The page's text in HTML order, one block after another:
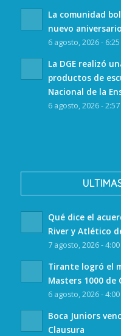
La comunidad
nuevo
6 agosto, 2026 -
La DGE realizó
productos de
Nacional de la
6 agosto, 2026 -
Qué dice el
River y Atlético
7 agosto, 2026 -
Tirante logró el
Masters 1000 de
6 agosto, 2026 -
Boca Juniors
Clausura